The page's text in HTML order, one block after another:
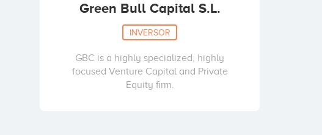
Green Bull Capital S.L.
INVERSOR
GBC is a highly specialized, highly
focused Venture Capital and Private
Equity firm.